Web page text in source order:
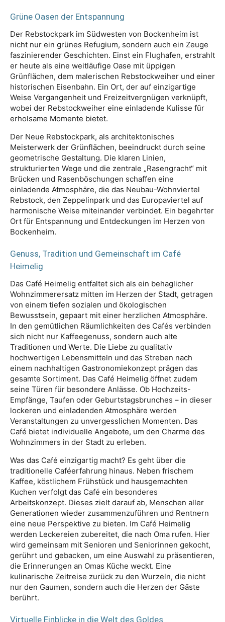
Grüne Oasen der Entspannung
Der Rebstockpark im Südwesten von Bockenheim ist
nicht nur ein grünes Refugium, sondern auch ein Zeuge
faszinierender Geschichten. Einst ein Flughafen, erstrahlt
er heute als eine weitläufige Oase mit üppigen
Grünflächen, dem malerischen Rebstockweiher und einer
historischen Eisenbahn. Ein Ort, der auf einzigartige
Weise Vergangenheit und Freizeitvergnügen verknüpft,
wobei der Rebstockweiher eine einladende Kulisse für
erholsame Momente bietet.
Der Neue Rebstockpark, als architektonisches
Meisterwerk der Grünflächen, beeindruckt durch seine
geometrische Gestaltung. Die klaren Linien,
strukturierten Wege und die zentrale „Rasengracht“ mit
Brücken und Rasenböschungen schaffen eine
einladende Atmosphäre, die das Neubau-Wohnviertel
Rebstock, den Zeppelinpark und das Europaviertel auf
harmonische Weise miteinander verbindet. Ein begehrter
Ort für Entspannung und Entdeckungen im Herzen von
Bockenheim.
Genuss, Tradition und Gemeinschaft im Café
Heimelig
Das Café Heimelig entfaltet sich als ein behaglicher
Wohnzimmerersatz mitten im Herzen der Stadt, getragen
von einem tiefen sozialen und ökologischen
Bewusstsein, gepaart mit einer herzlichen Atmosphäre.
In den gemütlichen Räumlichkeiten des Cafés verbinden
sich nicht nur Kaffeegenuss, sondern auch alte
Traditionen und Werte. Die Liebe zu qualitativ
hochwertigen Lebensmitteln und das Streben nach
einem nachhaltigen Gastronomiekonzept prägen das
gesamte Sortiment. Das Café Heimelig öffnet zudem
seine Türen für besondere Anlässe. Ob Hochzeits-
Empfänge, Taufen oder Geburtstagsbrunches – in dieser
lockeren und einladenden Atmosphäre werden
Veranstaltungen zu unvergesslichen Momenten. Das
Café bietet individuelle Angebote, um den Charme des
Wohnzimmers in der Stadt zu erleben.
Was das Café einzigartig macht? Es geht über die
traditionelle Caféerfahrung hinaus. Neben frischem
Kaffee, köstlichem Frühstück und hausgemachten
Kuchen verfolgt das Café ein besonderes
Arbeitskonzept. Dieses zielt darauf ab, Menschen aller
Generationen wieder zusammenzuführen und Rentnern
eine neue Perspektive zu bieten. Im Café Heimelig
werden Leckereien zubereitet, die nach Oma rufen. Hier
wird gemeinsam mit Senioren und Seniorinnen gekocht,
gerührt und gebacken, um eine Auswahl zu präsentieren,
die Erinnerungen an Omas Küche weckt. Eine
kulinarische Zeitreise zurück zu den Wurzeln, die nicht
nur den Gaumen, sondern auch die Herzen der Gäste
berührt.
Virtuelle Einblicke in die Welt des Goldes